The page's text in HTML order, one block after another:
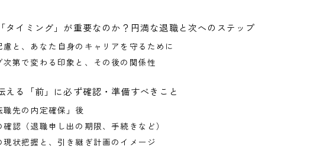
タイミング」が重要なのか？円満な退職と次へのステップ
慮と、あなた自身のキャリアを守るために
次第で変わる印象と、その後の関係性
える「前」に必ず確認・準備すべきこと
職先の内定確保」後
認（退職申し出の期限、手続きなど）
現状把握と、引き継ぎ計画のイメージ